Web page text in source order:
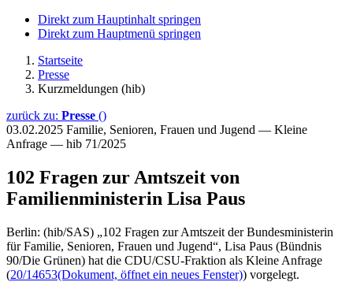
Direkt zum Hauptinhalt springen
Direkt zum Hauptmenü springen
Startseite
Presse
Kurzmeldungen (hib)
zurück zu: Presse ()
03.02.2025 Familie, Senioren, Frauen und Jugend — Kleine
Anfrage — hib 71/2025
102 Fragen zur Amtszeit von
Familienministerin Lisa Paus
Berlin: (hib/SAS) „102 Fragen zur Amtszeit der Bundesministerin
für Familie, Senioren, Frauen und Jugend“, Lisa Paus (Bündnis
90/Die Grünen) hat die CDU/CSU-Fraktion als Kleine Anfrage
(20/14653(Dokument, öffnet ein neues Fenster)) vorgelegt.